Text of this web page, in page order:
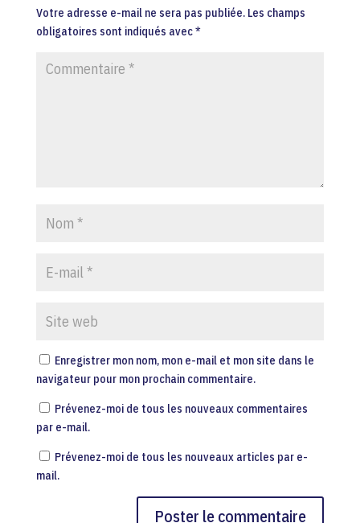
Votre adresse e-mail ne sera pas publiée. Les champs
obligatoires sont indiqués avec*
Enregistrer mon nom, mon e-mail et mon site dans le
navigateur pour mon prochain commentaire.
Prévenez-moi de tous les nouveaux commentaires
par e-mail.
Prévenez-moi de tous les nouveaux articles par e-
mail.